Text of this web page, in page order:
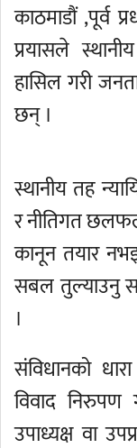
काठमाडौं ,पूर्व
प्रयासले
हासिल गरी
छन् ।
स्थानीय तह
र नीतिगत
कानून तयार
सबल तुल्याउनु
।
संविधानको
विवाद निरुपण
उपाध्यक्ष वा